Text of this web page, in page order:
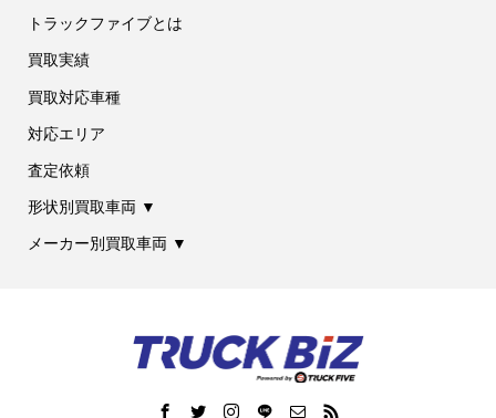
トラックファイブとは
買取実績
買取対応車種
対応エリア
査定依頼
形状別買取車両 ▼
メーカー別買取車両 ▼